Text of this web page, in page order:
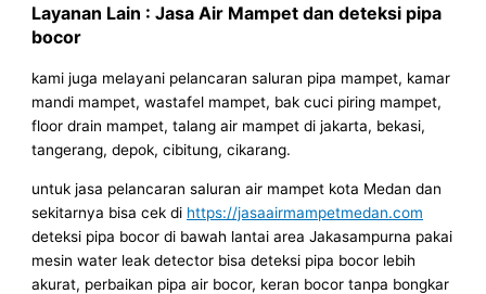
Layanan Lain : Jasa Air Mampet dan deteksi pipa
bocor
kami juga melayani pelancaran saluran pipa mampet, kamar
mandi mampet, wastafel mampet, bak cuci piring mampet,
floor drain mampet, talang air mampet di jakarta, bekasi,
tangerang, depok, cibitung, cikarang.
untuk jasa pelancaran saluran air mampet kota Medan dan
sekitarnya bisa cek di https://jasaairmampetmedan.com
deteksi pipa bocor di bawah lantai area Jakasampurna pakai
mesin water leak detector bisa deteksi pipa bocor lebih
akurat, perbaikan pipa air bocor, keran bocor tanpa bongkar